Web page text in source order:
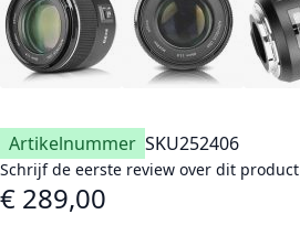
Artikelnummer SKU252406
Schrijf de eerste review over dit product
€ 289,00